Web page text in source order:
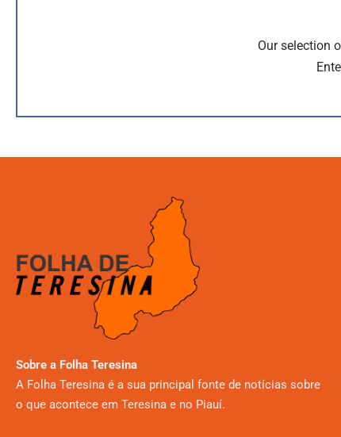
Our selection
Sobre a Folha Teresina
A Folha Teresina é a sua principal fonte de notícias sobre
o que acontece em Teresina e no Piauí.